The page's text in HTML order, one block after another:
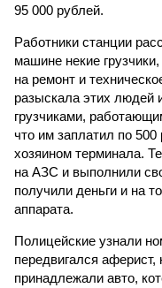
95 000 рублей.
Работники станции
машине некие
на ремонт и
разыскала этих людей
грузчиками,
что им заплатил по
хозяином терминала.
на АЗС и выполнили
получили деньги и на
аппарата.
Полицейские узнали
передвигался
принадлежали авто,